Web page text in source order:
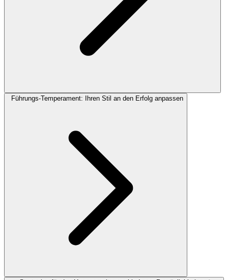
Führungs-Temperament: Ihren Stil an den Erfolg anpassen